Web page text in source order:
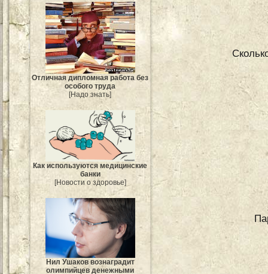
Отличная дипломная работа без
особого труда
[Надо знать]
Как используются медицинские
банки
[Новости о здоровье]
Нил Ушаков вознаградит
олимпийцев денежными